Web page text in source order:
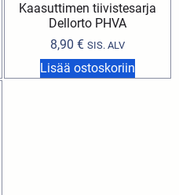
Kaasuttimen tiivistesarja
Dellorto PHVA
8,90 € SIS. ALV
Lisää ostoskoriin